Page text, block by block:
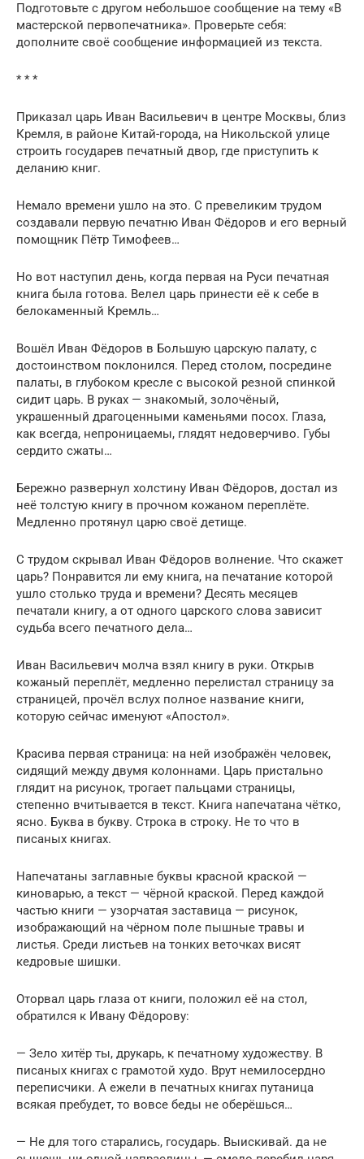
Подготовьте с другом небольшое сообщение на тему «В
мастерской первопечатника». Проверьте себя:
дополните своё сообщение информацией из текста.
* * *
Приказал царь Иван Васильевич в центре Москвы, близ
Кремля, в районе Китай-города, на Никольской улице
строить государев печатный двор, где приступить к
деланию книг.
Немало времени ушло на это. С превеликим трудом
создавали первую печатню Иван Фёдоров и его верный
помощник Пётр Тимофеев…
Но вот наступил день, когда первая на Руси печатная
книга была готова. Велел царь принести её к себе в
белокаменный Кремль…
Вошёл Иван Фёдоров в Большую царскую палату, с
достоинством поклонился. Перед столом, посредине
палаты, в глубоком кресле с высокой резной спинкой
сидит царь. В руках — знакомый, золочёный,
украшенный драгоценными каменьями посох. Глаза,
как всегда, непроницаемы, глядят недоверчиво. Губы
сердито сжаты…
Бережно развернул холстину Иван Фёдоров, достал из
неё толстую книгу в прочном кожаном переплёте.
Медленно протянул царю своё детище.
С трудом скрывал Иван Фёдоров волнение. Что скажет
царь? Понравится ли ему книга, на печатание которой
ушло столько труда и времени? Десять месяцев
печатали книгу, а от одного царского слова зависит
судьба всего печатного дела…
Иван Васильевич молча взял книгу в руки. Открыв
кожаный переплёт, медленно перелистал страницу за
страницей, прочёл вслух полное название книги,
которую сейчас именуют «Апостол».
Красива первая страница: на ней изображён человек,
сидящий между двумя колоннами. Царь пристально
глядит на рисунок, трогает пальцами страницы,
степенно вчитывается в текст. Книга напечатана чётко,
ясно. Буква в букву. Строка в строку. Не то что в
писаных книгах.
Напечатаны заглавные буквы красной краской —
киноварью, а текст — чёрной краской. Перед каждой
частью книги — узорчатая заставица — рисунок,
изображающий на чёрном поле пышные травы и
листья. Среди листьев на тонких веточках висят
кедровые шишки.
Оторвал царь глаза от книги, положил её на стол,
обратился к Ивану Фёдорову:
— Зело хитёр ты, друкарь, к печатному художеству. В
писаных книгах с грамотой худо. Врут немилосердно
переписчики. А ежели в печатных книгах путаница
всякая пребудет, то вовсе беды не оберёшься…
— Не для того старались, государь. Выискивай. да не